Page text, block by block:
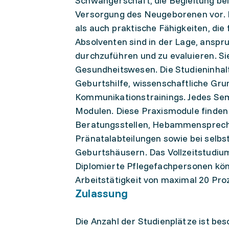
Versorgung des Neugeborenen
als auch praktische Fähigkeiten,
Absolventen sind in der Lage,
durchzuführen und zu evaluieren.
Gesundheitswesen. Die
Geburtshilfe, wissenschaftliche
Kommunikationstrainings. Jedes
Modulen. Diese Praxismodule
Beratungsstellen,
Pränatalabteilungen sowie bei
Geburtshäusern. Das
Diplomierte Pflegefachpersonen
Arbeitstätigkeit von maximal 20
Zulassung
Die Anzahl der Studienplätze ist